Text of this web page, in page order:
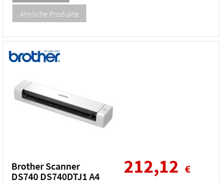
Brother Scanner
DS740 DS740DTJ1 A4
212,12 €